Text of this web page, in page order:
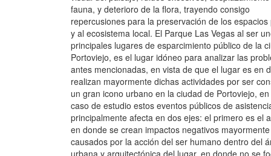
fauna, y deterioro de la flora, trayendo consigo
repercusiones para la preservación de los espacios
y al ecosistema local. El Parque Las Vegas al ser
principales lugares de esparcimiento público de la
Portoviejo, es el lugar idóneo para analizar las
antes mencionadas, en vista de que el lugar es en
realizan mayormente dichas actividades por ser
un gran icono urbano en la ciudad de Portoviejo,
caso de estudio estos eventos públicos de
principalmente afecta en dos ejes: el primero es el
en donde se crean impactos negativos mayormente
causados por la acción del ser humano dentro del
urbana y arquitectónica del lugar, en donde no se